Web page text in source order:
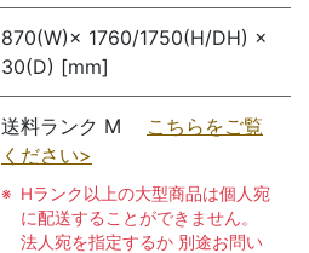
870(W)× 1760/1750(H/DH) ×
30(D) [mm]
送料ランク M こちらをご覧
ください>
Hランク以上の大型商品は個人宛
に配送することができません。
法人宛を指定するか 別途お問い